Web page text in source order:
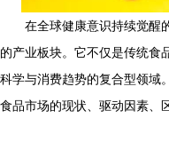
在全球健康意识持续觉醒
的产业板块。它不仅是传统食
科学与消费趋势的复合型领域
食品市场的现状、驱动因素、